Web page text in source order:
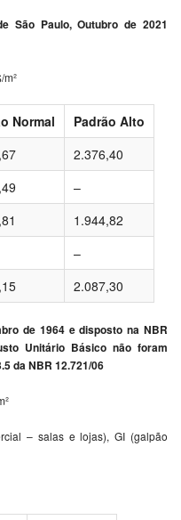
São Paulo, Outubro de 2021
Normal
Padrão Alto
2.376,40
–
1.944,82
–
2.087,30
de 1964 e disposto na NBR
Unitário Básico não foram
da NBR 12.721/06
– salas e lojas), GI (galpão